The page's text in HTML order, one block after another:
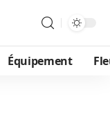
Équipement